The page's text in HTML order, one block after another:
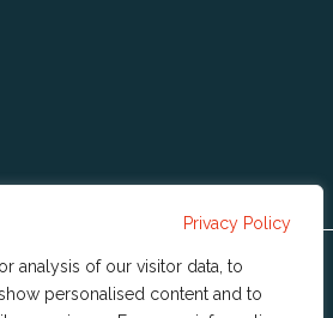
Privacy Policy
analysis of our visitor data, to
personalised content and to